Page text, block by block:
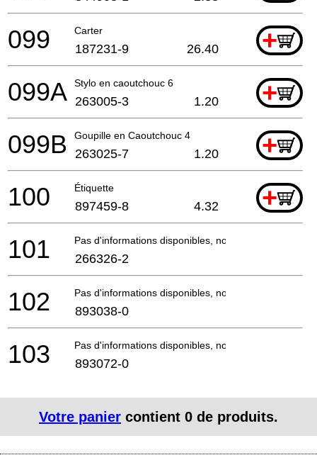
Carter +
099 187231-9 26.40
Stylo en caoutchouc 6 +
099A 263005-3 1.20
Goupille en Caoutchouc 4 +
099B 263025-7 1.20
Étiquette +
100 897459-8 4.32
Pas d'informations disponibles, non commandable
101 266326-2
Pas d'informations disponibles, non commandable
102 893038-0
Pas d'informations disponibles, non commandable
103 893072-0
Votre panier contient 0 de produits.